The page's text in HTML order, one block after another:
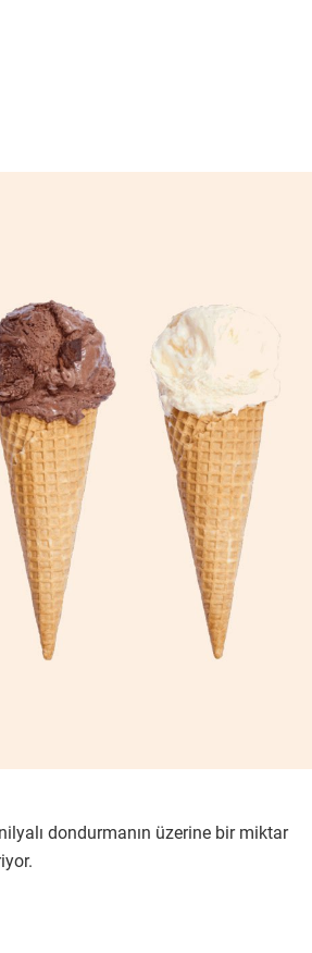
dondurmanın üzerine bir miktar